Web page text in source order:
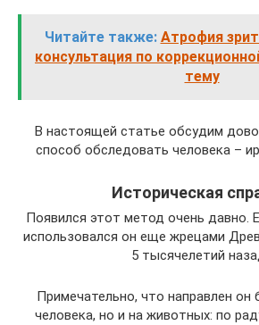
Читайте также: Атрофия
консультация по
тему
В настоящей статье обсудим
способ обследовать человека –
Историческая
Появился этот метод очень давно.
использовался он еще жрецами
5 тысячелетий
Примечательно, что направлен он
человека, но и на животных: по